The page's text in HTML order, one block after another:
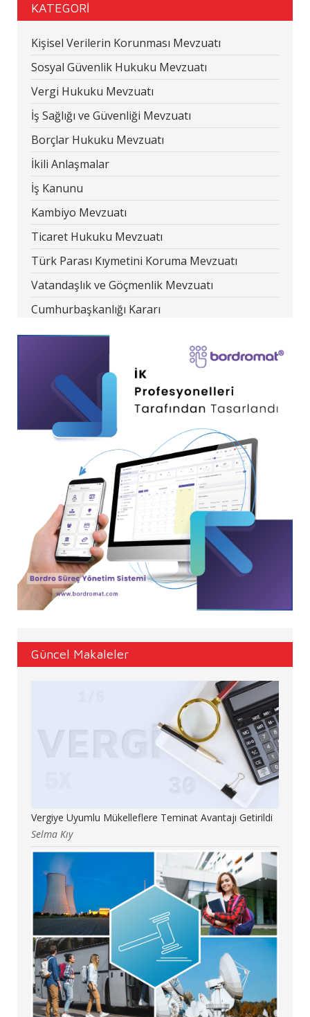
KATEGORİ
Kişisel Verilerin Korunması Mevzuatı
Sosyal Güvenlik Hukuku Mevzuatı
Vergi Hukuku Mevzuatı
İş Sağlığı ve Güvenliği Mevzuatı
Borçlar Hukuku Mevzuatı
İkili Anlaşmalar
İş Kanunu
Kambiyo Mevzuatı
Ticaret Hukuku Mevzuatı
Türk Parası Kıymetini Koruma Mevzuatı
Vatandaşlık ve Göçmenlik Mevzuatı
Cumhurbaşkanlığı Kararı
Güncel Makaleler
Vergiye Uyumlu Mükelleflere Teminat Avantajı Getirildi
Selma Kıy